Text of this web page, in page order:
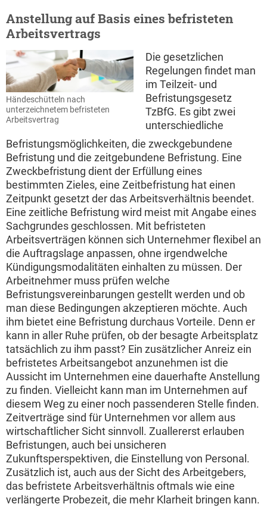
Anstellung auf Basis eines befristeten
Arbeitsvertrags
Händeschütteln nach
unterzeichnetem befristeten
Arbeitsvertrag
Die gesetzlichen
Regelungen findet man
im Teilzeit- und
Befristungsgesetz
TzBfG. Es gibt zwei
unterschiedliche
Befristungsmöglichkeiten, die zweckgebundene
Befristung und die zeitgebundene Befristung. Eine
Zweckbefristung dient der Erfüllung eines
bestimmten Zieles, eine Zeitbefristung hat einen
Zeitpunkt gesetzt der das Arbeitsverhältnis beendet.
Eine zeitliche Befristung wird meist mit Angabe eines
Sachgrundes geschlossen. Mit befristeten
Arbeitsverträgen können sich Unternehmer flexibel an
die Auftragslage anpassen, ohne irgendwelche
Kündigungsmodalitäten einhalten zu müssen. Der
Arbeitnehmer muss prüfen welche
Befristungsvereinbarungen gestellt werden und ob
man diese Bedingungen akzeptieren möchte. Auch
ihm bietet eine Befristung durchaus Vorteile. Denn er
kann in aller Ruhe prüfen, ob der besagte Arbeitsplatz
tatsächlich zu ihm passt? Ein zusätzlicher Anreiz ein
befristetes Arbeitsangebot anzunehmen ist die
Aussicht im Unternehmen eine dauerhafte Anstellung
zu finden. Vielleicht kann man im Unternehmen auf
diesem Weg zu einer noch passenderen Stelle finden.
Zeitverträge sind für Unternehmen vor allem aus
wirtschaftlicher Sicht sinnvoll. Zuallererst erlauben
Befristungen, auch bei unsicheren
Zukunftsperspektiven, die Einstellung von Personal.
Zusätzlich ist, auch aus der Sicht des Arbeitgebers,
das befristete Arbeitsverhältnis oftmals wie eine
verlängerte Probezeit, die mehr Klarheit bringen kann.